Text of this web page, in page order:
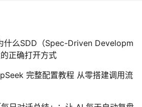
什么SDD（Spec-Driven Developm
正确打开方式
完整配置教程 从零搭建调用流